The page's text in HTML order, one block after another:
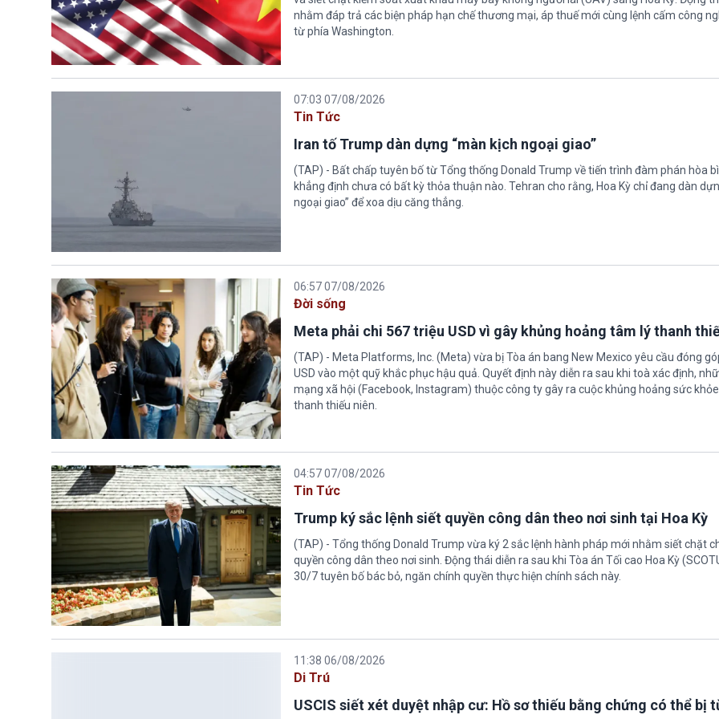
nhằm đáp trả các biện pháp hạn chế thương mại, áp thuế mới cùng lệnh cấm công
từ phía Washington.
07:03 07/08/2026
Tin Tức
Iran tố Trump dàn dựng “màn kịch ngoại giao”
(TAP) - Bất chấp tuyên bố từ Tổng thống Donald Trump về tiến trình đàm phán hòa
khẳng định chưa có bất kỳ thỏa thuận nào. Tehran cho rằng, Hoa Kỳ chỉ đang dàn
ngoại giao” để xoa dịu căng thẳng.
06:57 07/08/2026
Đời sống
Meta phải chi 567 triệu USD vì gây khủng hoảng tâm lý thanh
(TAP) - Meta Platforms, Inc. (Meta) vừa bị Tòa án bang New Mexico yêu cầu đóng
USD vào một quỹ khắc phục hậu quả. Quyết định này diễn ra sau khi toà xác định,
mạng xã hội (Facebook, Instagram) thuộc công ty gây ra cuộc khủng hoảng sức
thanh thiếu niên.
04:57 07/08/2026
Tin Tức
Trump ký sắc lệnh siết quyền công dân theo nơi sinh tại Hoa Kỳ
(TAP) - Tổng thống Donald Trump vừa ký 2 sắc lệnh hành pháp mới nhằm siết chặt
quyền công dân theo nơi sinh. Động thái diễn ra sau khi Tòa án Tối cao Hoa Kỳ
30/7 tuyên bố bác bỏ, ngăn chính quyền thực hiện chính sách này.
11:38 06/08/2026
Di Trú
USCIS siết xét duyệt nhập cư: Hồ sơ thiếu bằng chứng có thể bị